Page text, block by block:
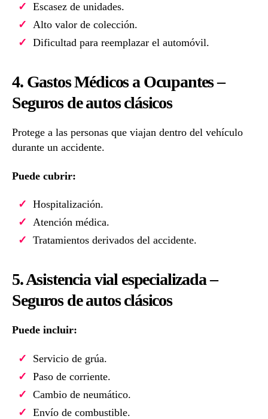
Escasez de unidades.
Alto valor de colección.
Dificultad para reemplazar el automóvil.
4. Gastos Médicos a Ocupantes –
Seguros de autos clásicos
Protege a las personas que viajan dentro del vehículo
durante un accidente.
Puede cubrir:
Hospitalización.
Atención médica.
Tratamientos derivados del accidente.
5. Asistencia vial especializada –
Seguros de autos clásicos
Puede incluir:
Servicio de grúa.
Paso de corriente.
Cambio de neumático.
Envío de combustible.